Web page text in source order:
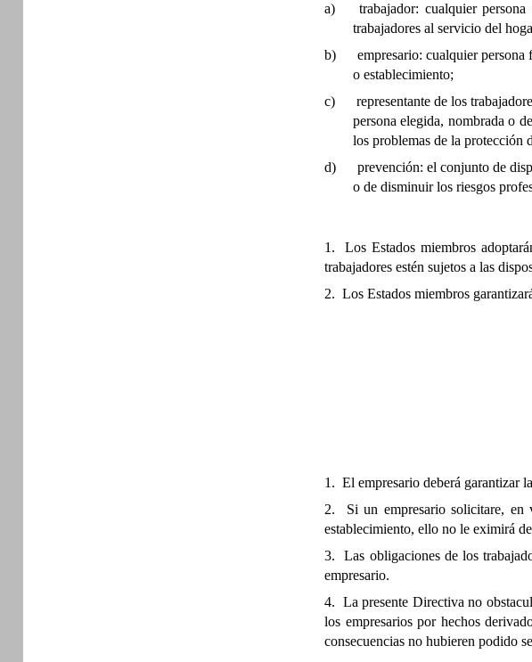
a)
trabajador: cualquier
trabajadores al servicio del
b)
empresario: cualquier
o establecimiento;
c)
representante de los
persona elegida, nombrada o
los problemas de la protección
d)
prevención: el conjunto de
o de disminuir los riesgos
1. Los Estados miembros
trabajadores estén sujetos a las
2. Los Estados miembros
1. El empresario deberá garantizar
2. Si un empresario solicitare, en
establecimiento, ello no le eximirá
3. Las obligaciones de los
empresario.
4. La presente Directiva no
los empresarios por hechos
consecuencias no hubieren podido